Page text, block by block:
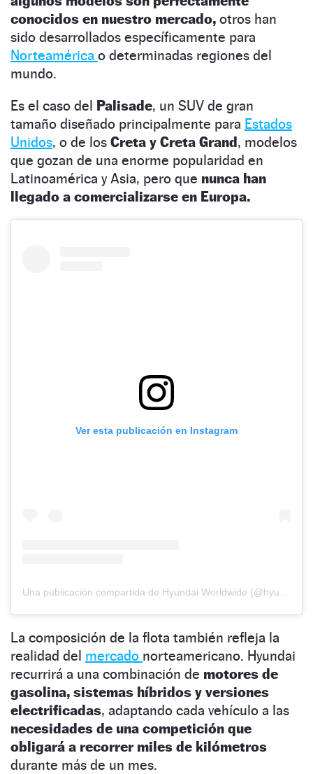
conocidos en nuestro mercado, otros han
sido desarrollados específicamente para
Norteamérica o determinadas regiones del
mundo.
Es el caso del
Palisade, un SUV de gran
tamaño diseñado principalmente para Estados
Unidos, o de los Creta y Creta Grand , modelos
que gozan de una enorme popularidad en
Latinoamérica y Asia, pero que nunca han
llegado a comercializarse en Europa.
Ver esta publicación en Instagram
La composición de la flota también refleja la
realidad del mercado norteamericano. Hyundai
recurrirá a una combinación de motores de
gasolina, sistemas híbridos y versiones
electrificadas, adaptando cada vehículo a las
necesidades de una competición que
obligará a recorrer miles de kilómetros
durante más de un mes.